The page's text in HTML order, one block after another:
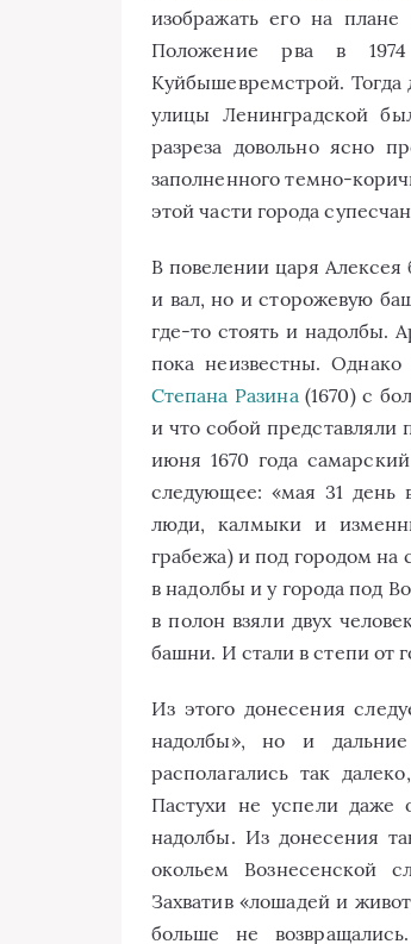
изображать его на
Положение рва в
Куйбышевремстрой. Тогда
улицы Ленинградской
разреза довольно ясно
заполненного темно-
этой части города
В повелении царя Алексея
и вал, но и сторожевую
где-то стоять и надолбы.
пока неизвестны.
Степана Разина(1670) с
и что собой представляли
июня 1670 года
следующее: «мая 31 день
люди, калмыки и
грабежа) и под городом
в надолбы и у города под
в полон взяли двух
башни. И стали в степи от
Из этого донесения
надолбы», но и
располагались так
Пастухи не успели даже
надолбы. Из донесения
окольем Вознесенской
Захватив «лошадей и
больше не